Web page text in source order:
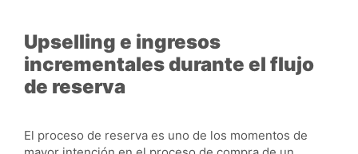
Upselling e ingresos
incrementales durante el flujo
de reserva
El proceso de reserva es uno de los momentos de